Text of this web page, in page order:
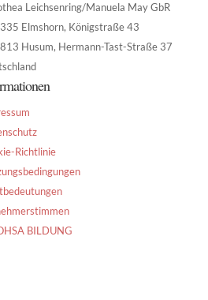
Leichsenring/Manuela May GbR
Elmshorn, Königstraße 43
Husum, Hermann-Tast-Straße 37
Richtlinie
BILDUNG